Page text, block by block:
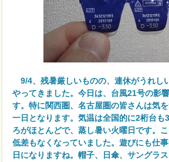
9/4、残暑厳しいものの、連休がうれし
やってきました。今日は、台風21号の影
す。特に関西圏、名古屋圏の皆さんは気
一日となります。気温は全国的に2桁台も
ろがほとんどで、蒸し暑い火曜日です。
低差もなくなっていました。遊びにも仕
日になりますね。帽子、日傘、サングラ